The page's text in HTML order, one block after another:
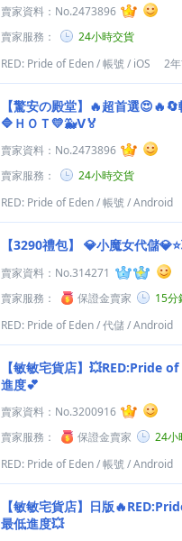
賣家資料： No.2473896
賣家服務：
24小時交貨
RED: Pride of Eden/帳號/ iOS 2
【驚安の殿堂】🔥超首選
🔷ＨＯＴ💛🐳Ⅴ🏅
賣家資料： No.2473896
賣家服務：
24小時交貨
RED: Pride of Eden/帳號/Android
【3290禮包】 💎小魔女代儲
賣家資料： No.314271
賣家服務：
保證金賣家
15分
RED: Pride of Eden/代儲/Android
【敏敏宅貨店】💥RED:Pride
進度💕
賣家資料： No.3200916
賣家服務：
保證金賣家
24小
RED: Pride of Eden/帳號/Android
【敏敏宅貨店】日版
最低進度💥